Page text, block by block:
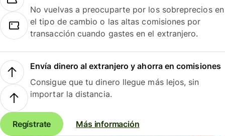
No vuelvas a preocuparte por los sobreprecios en
el tipo de cambio o las altas comisiones por
transacción cuando gastes en el extranjero.
Envía dinero al extranjero y ahorra en comisiones
Consigue que tu dinero llegue más lejos, sin
importar la distancia.
Regístrate Más información